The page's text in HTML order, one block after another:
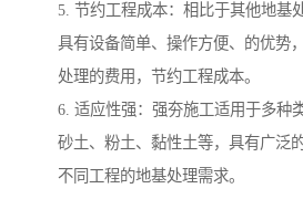
5. 节约工程成本：相比于其他地基
具有设备简单、操作方便、的优势
处理的费用，节约工程成本。
6. 适应性强：强夯施工适用于多种
砂土、粉土、黏性土等，具有广泛
不同工程的地基处理需求。